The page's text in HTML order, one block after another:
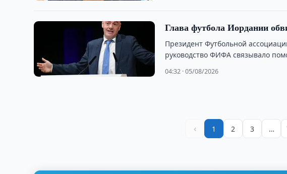
Глава футбола Иордании
Президент Футбольной
руководство ФИФА связывало
04:32 · 05/08/2026
‹ 1 2 3 …